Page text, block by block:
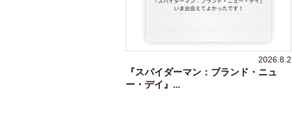
2026.8.2
『スパイダーマン：ブランド・ニュ
ー・デイ』...